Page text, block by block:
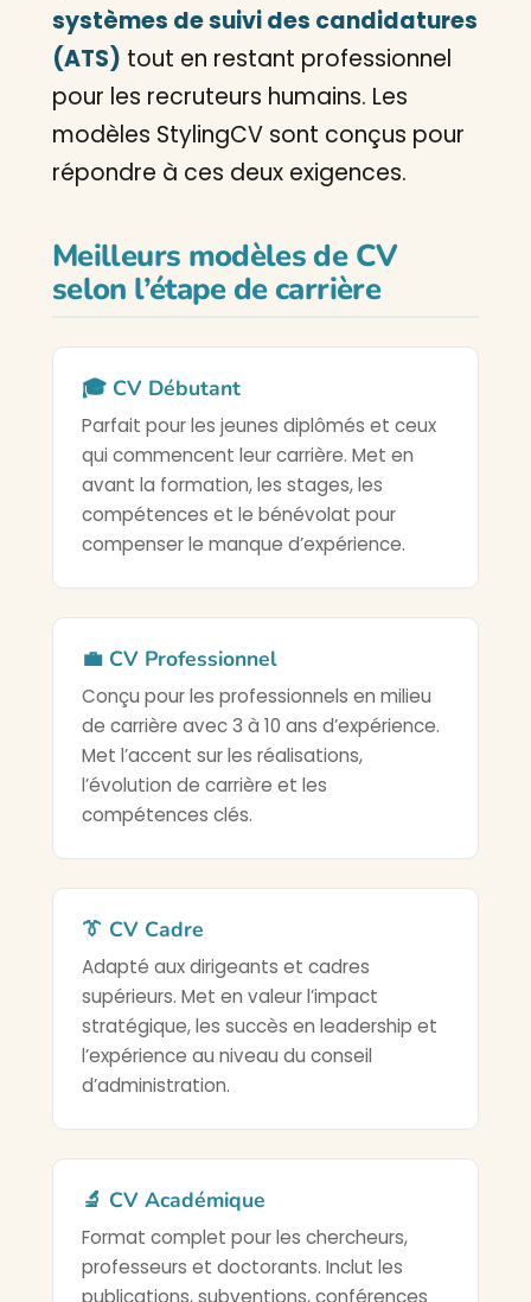
systèmes de suivi des candidatures
(ATS) tout en restant professionnel
pour les recruteurs humains. Les
modèles StylingCV sont conçus pour
répondre à ces deux exigences.
Meilleurs modèles de CV
selon l’étape de carrière
🎓 CV Débutant
Parfait pour les jeunes diplômés et ceux
qui commencent leur carrière. Met en
avant la formation, les stages, les
compétences et le bénévolat pour
compenser le manque d’expérience.
💼 CV Professionnel
Conçu pour les professionnels en milieu
de carrière avec 3 à 10 ans d’expérience.
Met l’accent sur les réalisations,
l’évolution de carrière et les
compétences clés.
👔 CV Cadre
Adapté aux dirigeants et cadres
supérieurs. Met en valeur l’impact
stratégique, les succès en leadership et
l’expérience au niveau du conseil
d’administration.
🔬 CV Académique
Format complet pour les chercheurs,
professeurs et doctorants. Inclut les
publications, subventions, conférences